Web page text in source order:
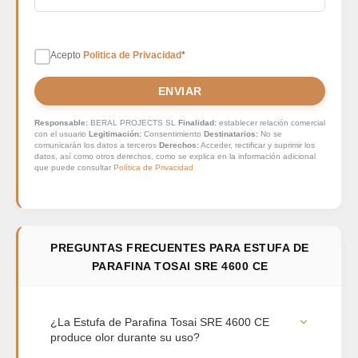
Acepto Politica de Privacidad*
ENVIAR
Responsable: BERAL PROJECTS SL Finalidad: establecer relación comercial
con el usuario Legitimación: Consentimiento Destinatarios: No se
comunicarán los datos a terceros Derechos:Acceder, rectificar y suprimir los
datos, así como otros derechos, como se explica en la información adicional
que puede consultar Política de Privacidad
PREGUNTAS FRECUENTES PARA ESTUFA DE
PARAFINA TOSAI SRE 4600 CE
¿La Estufa de Parafina Tosai SRE 4600 CE
produce olor durante su uso?